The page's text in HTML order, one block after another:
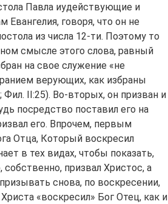
Павла иудействующие и
говоря, что он не
из числа 12-ти. Поэтому то
смысле этого слова, равный
на свое служение «не
верующих, как избраны
II:25). Во-вторых, он призван и
посредство поставил его на
его. Впрочем, первым
Отца, Который воскресил
в тех видах, чтобы показать,
собственно, призвал Христос, а
снова, по воскресении,
«воскресил» Бог Отец, как и